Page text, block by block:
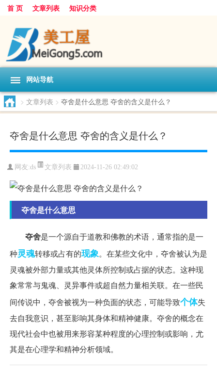
首 页 文章列表 知识分类
网站导航
> 文章列表 > 夺舍是什么意思 夺舍的含义是什么？
夺舍是什么意思 夺舍的含义是什么？
网友:ds 文章列表 2024-11-26 02:49:02
夺舍是什么意思
夺舍是一个源自于道教和佛教的术语，通常指的是一
种灵魂转移或占有的现象。在某些文化中，夺舍被认为是
灵魂被外部力量或其他灵体所控制或占据的状态。这种现
象常常与鬼魂、灵异事件或超自然力量相关联。在一些民
间传说中，夺舍被视为一种负面的状态，可能导致个体失
去自我意识，甚至影响其身体和精神健康。夺舍的概念在
现代社会中也被用来形容某种程度的心理控制或影响，尤
其是在心理学和精神分析领域。